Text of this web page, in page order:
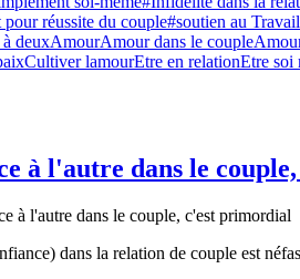
pour réussite du couple#soutien au
deuxAmourAmour dans le couple
Cultiver lamourEtre en relationEtre soi
à l'autre dans le
dans la relation de couple est